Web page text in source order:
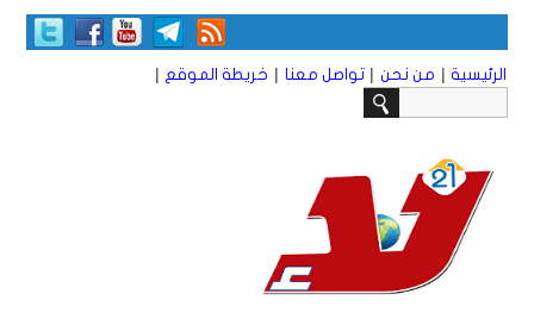
الرئيسية | من نحن | تواصل معنا | خريطة الموقع |